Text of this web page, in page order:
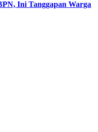
Ini Tanggapan Warga